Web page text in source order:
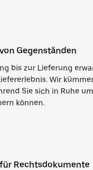
Gegenständen
bis zur Lieferung
Wir
Sie sich in Ruhe
können.
Rechtsdokumente